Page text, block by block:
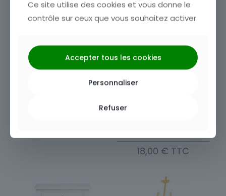
18,00 €
produit
a
Ce site utilise des cookies et vous donne le
contrôle sur ceux que vous souhaitez activer.
Refuser
Personnaliser
Accepter tous les cookies